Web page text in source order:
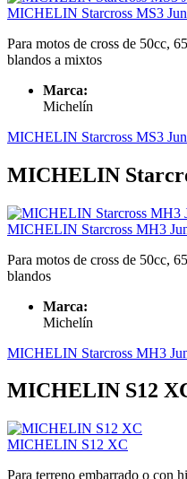
MICHELIN Starcross MS3
Para motos de cross de 50cc,
blandos a mixtos
Marca:
Michelín
MICHELIN Starcross MS3
MICHELIN
MICHELIN Starcross MH3
Para motos de cross de 50cc,
blandos
Marca:
Michelín
MICHELIN Starcross MH3
MICHELIN S12
MICHELIN S12 XC
Para terreno embarrado o con